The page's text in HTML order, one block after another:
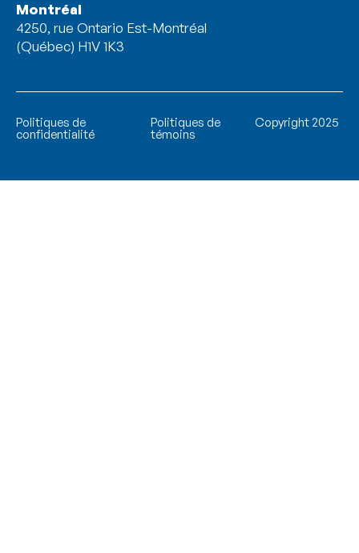
Montréal
4250, rue Ontario Est-Montréal
(Québec) H1V 1K3
Politiques de
confidentialité
Politiques de
témoins
Copyright 2025